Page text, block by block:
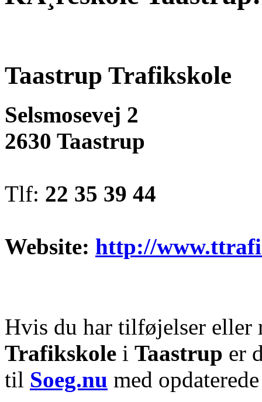
Taastrup Trafikskole
Selsmosevej 2
2630 Taastrup
Tlf: 22 35 39 44
Website: http://
Hvis du har tilføjelser eller
Trafikskole i Taastrup er
til Soeg.nu med